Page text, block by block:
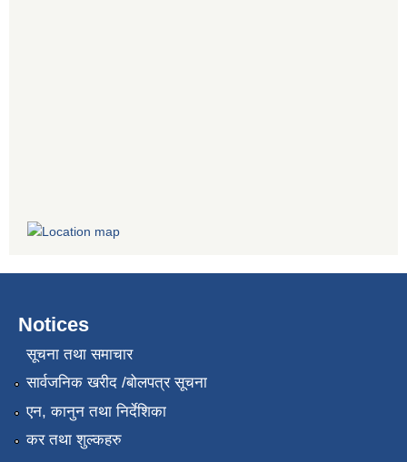
Notices
सूचना तथा समाचार
सार्वजनिक खरीद /बोलपत्र सूचना
एन, कानुन तथा निर्देशिका
कर तथा शुल्कहरु